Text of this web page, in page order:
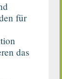
für
das